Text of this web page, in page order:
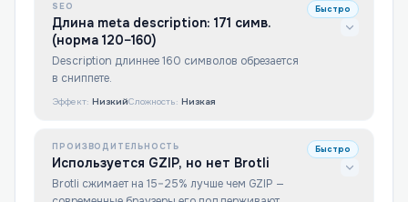
SEO
Длина meta description: 171 симв.
(норма 120–160)
Description длиннее 160 символов обрезается
в сниппете.
Быстро
Эффект: НизкийСложность: Низкая
ПРОИЗВОДИТЕЛЬНОСТЬ
Используется GZIP, но нет Brotli
Brotli сжимает на 15–25% лучше чем GZIP —
Быстро